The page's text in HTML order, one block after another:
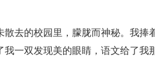
散去的校园里，朦胧而神秘。我捧
一双发现美的眼睛，语文给了我